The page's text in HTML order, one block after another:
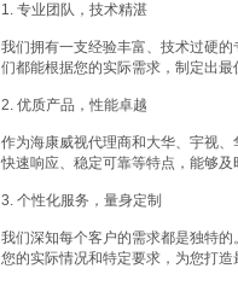
1. 专业团队，技术精湛
我们拥有一支经验丰富、技术过硬
们都能根据您的实际需求，制定出最
2. 优质产品，性能卓越
作为海康威视代理商和大华、宇视
快速响应、稳定可靠等特点，能够及
3. 个性化服务，量身定制
我们深知每个客户的需求都是独特
您的实际情况和特定要求，为您打造